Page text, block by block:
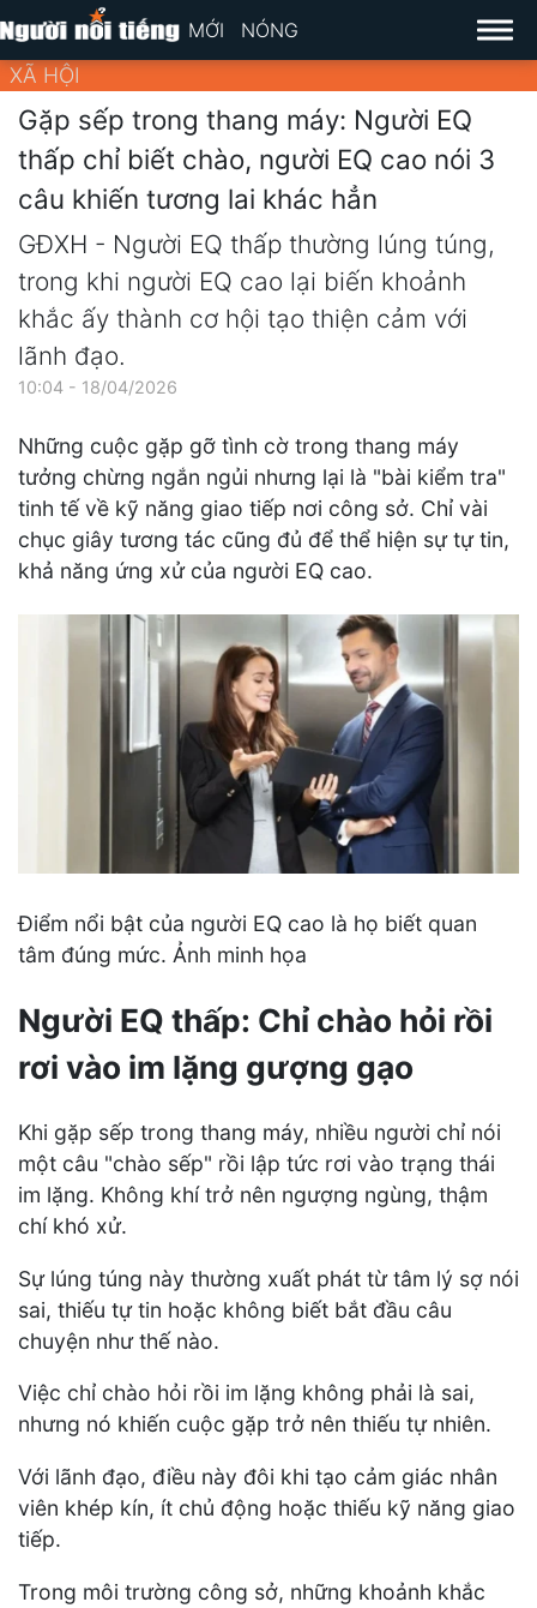
MỚI NÓNG
XÃ HỘI
Gặp sếp trong thang máy: Người EQ
thấp chỉ biết chào, người EQ cao nói 3
câu khiến tương lai khác hẳn
GĐXH - Người EQ thấp thường lúng túng,
trong khi người EQ cao lại biến khoảnh
khắc ấy thành cơ hội tạo thiện cảm với
lãnh đạo.
10:04 - 18/04/2026
Những cuộc gặp gỡ tình cờ trong thang máy
tưởng chừng ngắn ngủi nhưng lại là "bài kiểm tra"
tinh tế về kỹ năng giao tiếp nơi công sở. Chỉ vài
chục giây tương tác cũng đủ để thể hiện sự tự tin,
khả năng ứng xử của người EQ cao.
Điểm nổi bật của người EQ cao là họ biết quan
tâm đúng mức. Ảnh minh họa
Người EQ thấp: Chỉ chào hỏi rồi
rơi vào im lặng gượng gạo
Khi gặp sếp trong thang máy, nhiều người chỉ nói
một câu "chào sếp" rồi lập tức rơi vào trạng thái
im lặng. Không khí trở nên ngượng ngùng, thậm
chí khó xử.
Sự lúng túng này thường xuất phát từ tâm lý sợ nói
sai, thiếu tự tin hoặc không biết bắt đầu câu
chuyện như thế nào.
Việc chỉ chào hỏi rồi im lặng không phải là sai,
nhưng nó khiến cuộc gặp trở nên thiếu tự nhiên.
Với lãnh đạo, điều này đôi khi tạo cảm giác nhân
viên khép kín, ít chủ động hoặc thiếu kỹ năng giao
tiếp.
Trong môi trường công sở, những khoảnh khắc